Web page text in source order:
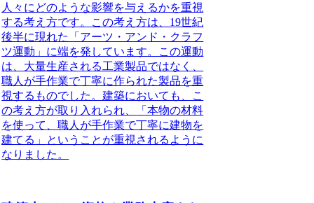
人々にどのような影響を与えるかを重視
する考え方です。この考え方は、19世紀
後半に現れた「アーツ・アンド・クラフ
ツ運動」に端を発しています。この運動
は、大量生産される工業製品ではなく、
職人が手作業で丁寧に作られた製品を重
視するものでした。建築においても、こ
の考え方が取り入れられ、
「本物の材料
を使って、職人が手作業で丁寧に建物を
建てる」
ということが重視されるように
なりました。